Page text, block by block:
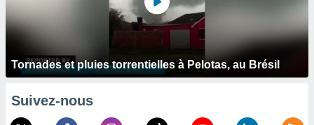
Tornades et pluies torrentielles à Pelotas, au Brésil
Suivez-nous